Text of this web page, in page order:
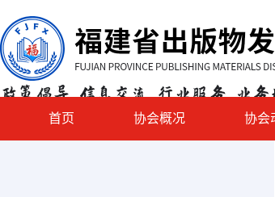
首页 协会概况 协会